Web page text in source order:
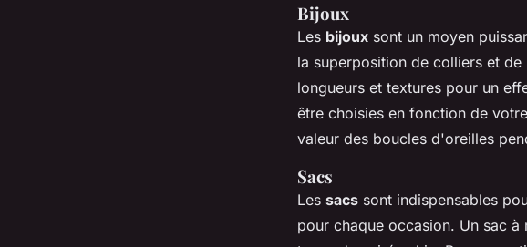
Bijoux
Les bijoux sont un moyen
la superposition de colliers et
longueurs et textures pour un
être choisies en fonction de
valeur des boucles d'oreilles
Sacs
Les sacs sont indispensables
pour chaque occasion. Un sac